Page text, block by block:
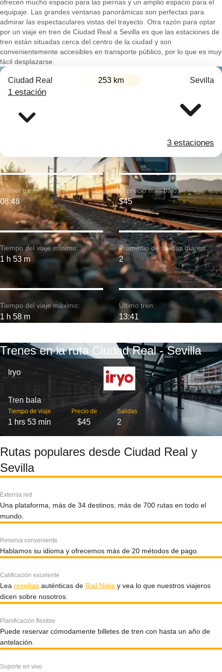
ofrecen mucho espacio para las piernas y un amplio espacio para el
equipaje. Las grandes ventanas panorámicas son perfectas para
admirar las espectaculares vistas del trayecto. Otra razón para optar
por un viaje en tren de Ciudad Real a Sevilla es que las estaciones de
tren están situadas cerca del centro de la ciudad y son
convenientemente accesibles en transporte público, por lo que es muy
fácil desplazarse.
Ciudad Real 253 km Sevilla
1 estación
3 estaciones
Tiempo del viaje mínimo:
1 h 53 m
Primer tren:
08:48
Tiempo del viaje máximo:
1 h 58 m
El precio más bajo:
$45
Promedio de salidas diarias:
2
Último tren:
13:41
Trenes en la ruta Ciudad Real - Sevilla
Iryo
Tren bala
Tiempo de viaje
1 hrs 53 mín
Precio de
$45
Salidas
2
Rutas populares desde Ciudad Real y
Sevilla
Extensa red
Una plataforma, más de 34 destinos, más de 700 rutas en todo el
mundo.
Reserva conveniente
Hablamos su idioma y ofrecemos más de 20 métodos de pago.
Calificación excelente
Lea reseñas auténticas de Rail Ninja y vea lo que nuestros viajeros
dicen sobre nosotros.
Planificación flexible
Puede reservar cómodamente billetes de tren con hasta un año de
antelación.
Soporte en vivo